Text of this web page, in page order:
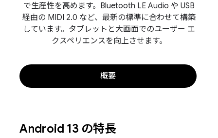
で生産性を高めます。Bluetooth LE Audio や USB
経由の MIDI 2.0 など、最新の標準に合わせて構築
しています。タブレットと大画面でのユーザー エ
クスペリエンスを向上させます。
概要
Android 13 の特長